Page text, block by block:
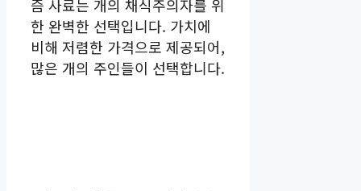
즘 사료는 개의 채식주의자를 위
한 완벽한 선택입니다. 가치에
비해 저렴한 가격으로 제공되어,
많은 개의 주인들이 선택합니다.